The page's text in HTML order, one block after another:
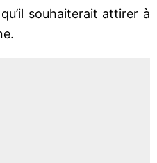
qu’il souhaiterait attirer à